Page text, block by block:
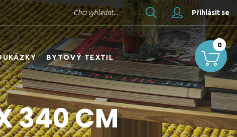
Přihlásit se
Chci vyhledat... Hledat
BYTOVÝ TEXTIL
340 CM
0